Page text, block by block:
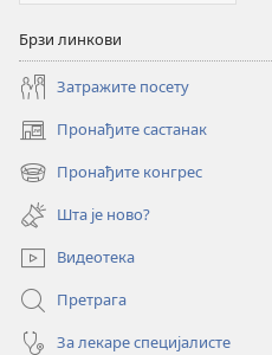
Брзи линкови
Затражите посету
Пронађите састанак
(отвара
нови
прозор)
Пронађите конгрес
(отвара
нови
прозор)
Шта је ново?
Видеотека
Претрага
За лекаре специјалисте